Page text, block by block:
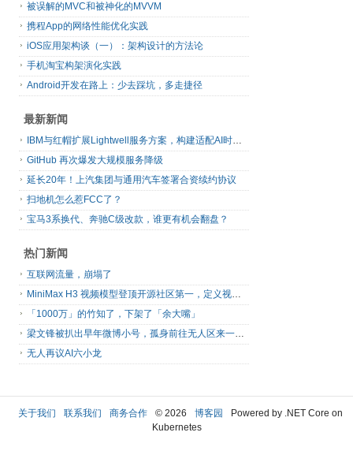
被误解的MVC和被神化的MVVM
携程App的网络性能优化实践
iOS应用架构谈（一）：架构设计的方法论
手机淘宝构架演化实践
Android开发在路上：少去踩坑，多走捷径
最新新闻
IBM与红帽扩展Lightwell服务方案，构建适配AI时代开源生态的可信基础设施
GitHub 再次爆发大规模服务降级
延长20年！上汽集团与通用汽车签署合资续约协议
扫地机怎么惹FCC了？
宝马3系换代、奔驰C级改款，谁更有机会翻盘？
热门新闻
互联网流量，崩塌了
MiniMax H3 视频模型登顶开源社区第一，定义视频模型领域“斩杀线”
「1000万」的竹知了，下架了「余大嘴」
梁文锋被扒出早年微博小号，孤身前往无人区来一场相当 deep 的 seek 旅行
无人再议AI六小龙
关于我们 联系我们 商务合作 © 2026 博客园
Powered by .NET Core on
Kubernetes